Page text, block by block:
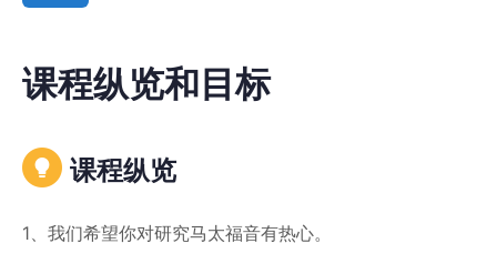
课程纵览和目标
课程纵览
1、我们希望你对研究马太福音有热心。